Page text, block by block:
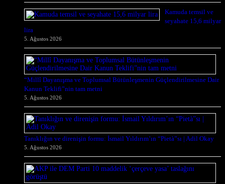
Kamuda temsil ve
seyahate 15,6 milyar
lira
5. Ağustos 2026
“Millî Dayanışma ve Toplumsal Bütünleşmenin Güçlendirilmesine Dair
Kanun Teklifi”nin tam metni
5. Ağustos 2026
Tanıklığın ve direnişin formu: İsmail Yıldırım’ın “Pietà”sı | Adil Okay
5. Ağustos 2026